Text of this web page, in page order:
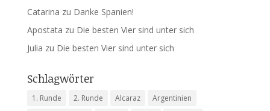
Catarina zu Danke Spanien!
Apostata zu Die besten Vier sind unter sich
Julia zu Die besten Vier sind unter sich
Schlagwörter
1. Runde 2. Runde Alcaraz
Argentinien